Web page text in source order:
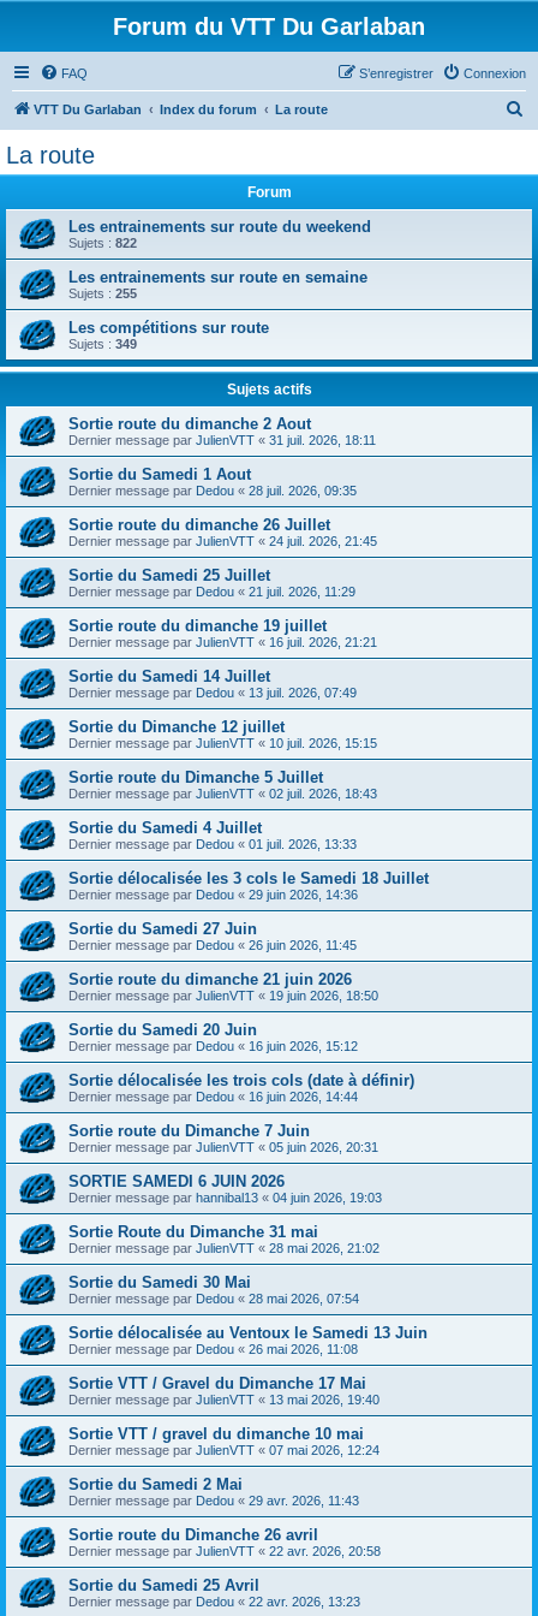
Forum du VTT Du Garlaban
FAQ Connexion
S’enregistrer
VTT Du Garlaban Index du forum La route
h
r
La route
Forum
Les entrainements sur route du weekend
Sujets : 822
Les entrainements sur route en semaine
Sujets : 255
Les compétitions sur route
Sujets : 349
Sujets actifs
Sortie route du dimanche 2 Aout
Dernier message par JulienVTT « 31 juil. 2026, 18:11
Sortie du Samedi 1 Aout
Dernier message par Dedou « 28 juil. 2026, 09:35
Sortie route du dimanche 26 Juillet
Dernier message par JulienVTT « 24 juil. 2026, 21:45
Sortie du Samedi 25 Juillet
Dernier message par Dedou « 21 juil. 2026, 11:29
Sortie route du dimanche 19 juillet
Dernier message par JulienVTT « 16 juil. 2026, 21:21
Sortie du Samedi 14 Juillet
Dernier message par Dedou « 13 juil. 2026, 07:49
Sortie du Dimanche 12 juillet
Dernier message par JulienVTT « 10 juil. 2026, 15:15
Sortie route du Dimanche 5 Juillet
Dernier message par JulienVTT « 02 juil. 2026, 18:43
Sortie du Samedi 4 Juillet
Dernier message par Dedou « 01 juil. 2026, 13:33
Sortie délocalisée les 3 cols le Samedi 18 Juillet
Dernier message par Dedou « 29 juin 2026, 14:36
Sortie du Samedi 27 Juin
Dernier message par Dedou « 26 juin 2026, 11:45
Sortie route du dimanche 21 juin 2026
Dernier message par JulienVTT « 19 juin 2026, 18:50
Sortie du Samedi 20 Juin
Dernier message par Dedou « 16 juin 2026, 15:12
Sortie délocalisée les trois cols (date à définir)
Dernier message par Dedou « 16 juin 2026, 14:44
Sortie route du Dimanche 7 Juin
Dernier message par JulienVTT « 05 juin 2026, 20:31
SORTIE SAMEDI 6 JUIN 2026
Dernier message par hannibal13 « 04 juin 2026, 19:03
Sortie Route du Dimanche 31 mai
Dernier message par JulienVTT « 28 mai 2026, 21:02
Sortie du Samedi 30 Mai
Dernier message par Dedou « 28 mai 2026, 07:54
Sortie délocalisée au Ventoux le Samedi 13 Juin
Dernier message par Dedou « 26 mai 2026, 11:08
Sortie VTT / Gravel du Dimanche 17 Mai
Dernier message par JulienVTT « 13 mai 2026, 19:40
Sortie VTT / gravel du dimanche 10 mai
Dernier message par JulienVTT « 07 mai 2026, 12:24
Sortie du Samedi 2 Mai
Dernier message par Dedou « 29 avr. 2026, 11:43
Sortie route du Dimanche 26 avril
Dernier message par JulienVTT « 22 avr. 2026, 20:58
Sortie du Samedi 25 Avril
Dernier message par Dedou « 22 avr. 2026, 13:23